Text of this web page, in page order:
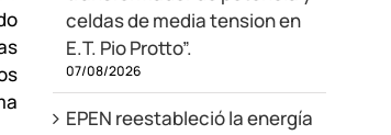
celdas de media tension en
E.T. Pio Protto”.
07/08/2026
EPEN reestableció la energía